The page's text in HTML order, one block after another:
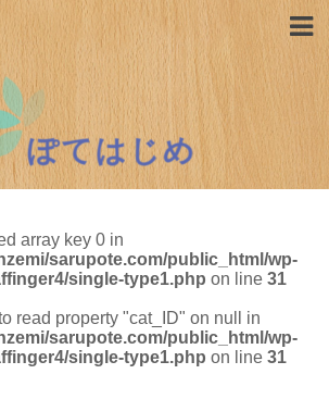
array key 0 in
sarupote.com/public_html/wp-
single-type1.php on line 31
read property "cat_ID" on null in
sarupote.com/public_html/wp-
single-type1.php on line 31